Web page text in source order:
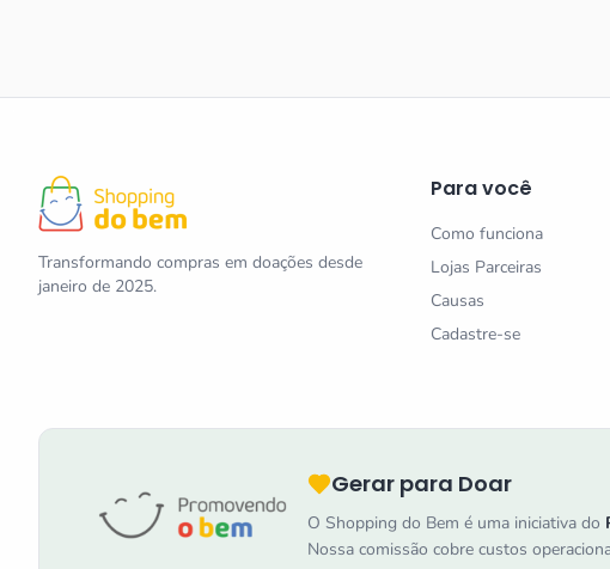
Transformando compras em doações desde
janeiro de 2025.
Para você
Como funciona
Lojas Parceiras
Causas
Cadastre-se
Gerar para Doar
O Shopping do Bem é uma iniciativa do
Nossa comissão cobre custos